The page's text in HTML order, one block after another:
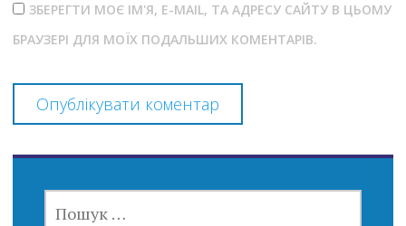
ЗБЕРЕГТИ МОЄ ІМ'Я, E-MAIL, ТА АДРЕСУ САЙТУ В ЦЬОМУ
БРАУЗЕРІ ДЛЯ МОЇХ ПОДАЛЬШИХ КОМЕНТАРІВ.